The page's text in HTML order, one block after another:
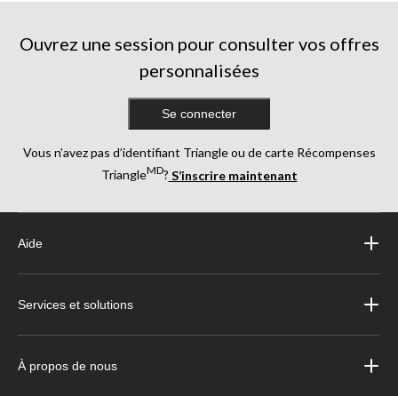
Ouvrez une session pour consulter vos offres
personnalisées
Se connecter
Vous n’avez pas d’identifiant Triangle ou de carte Récompenses
TriangleMD? S’inscrire maintenant
Aide
Services et solutions
À propos de nous